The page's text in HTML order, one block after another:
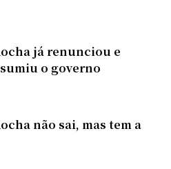
já renunciou e
o governo
não sai, mas tem a